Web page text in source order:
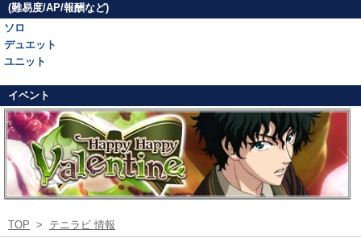
(難易度/AP/報酬など)
ソロ
デュエット
ユニット
イベント
TOP > テニラビ 情報